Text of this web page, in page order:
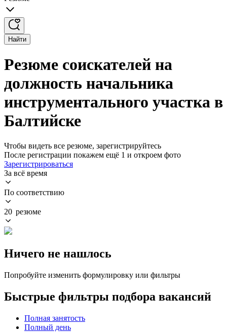
Найти
Резюме соискателей на
должность начальника
инструментального участка в
Балтийске
Чтобы видеть все резюме, зарегистрируйтесь
После регистрации покажем ещё 1 и откроем фото
Зарегистрироваться
За всё время
По соответствию
20 резюме
Ничего не нашлось
Попробуйте изменить формулировку или фильтры
Быстрые фильтры подбора вакансий
Полная занятость
Полный день